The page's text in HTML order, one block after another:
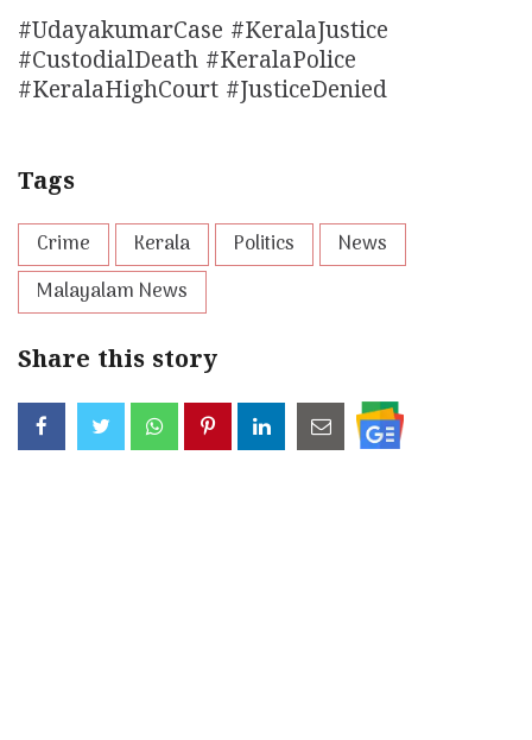
#UdayakumarCase #KeralaJustice
#CustodialDeath #KeralaPolice
#KeralaHighCourt #JusticeDenied
Tags
Crime Kerala Politics
News
Malayalam News
Share this story